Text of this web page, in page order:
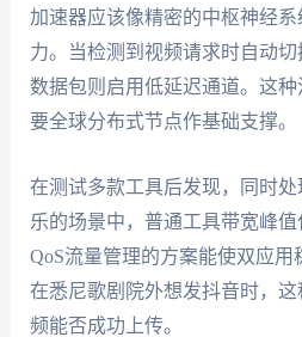
加速器应该像精密的中枢神经
力。当检测到视频请求时自动
数据包则启用低延迟通道。这
要全球分布式节点作基础支撑。
在测试多款工具后发现，同时
乐的场景中，普通工具带宽峰值
QoS流量管理的方案能使双应用
在悉尼歌剧院外想发抖音时，
频能否成功上传。